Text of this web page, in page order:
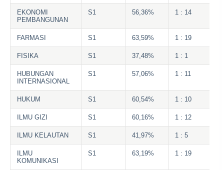
EKONOMI
PEMBANGUNAN
S1 56,36% 1 : 14
FARMASI S1 63,59% 1 : 19
FISIKA S1 37,48% 1 : 1
HUBUNGAN
INTERNASIONAL
S1 57,06% 1 : 11
HUKUM S1 60,54% 1 : 10
ILMU GIZI S1 60,16% 1 : 12
ILMU KELAUTAN S1 41,97% 1 : 5
ILMU
KOMUNIKASI
S1 63,19% 1 : 19